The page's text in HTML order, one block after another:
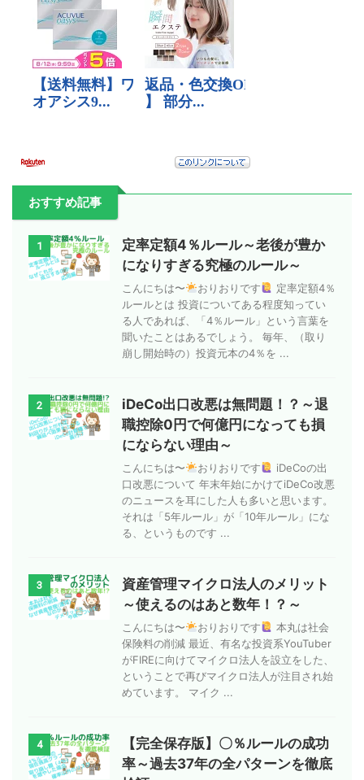
おすすめ記事
1
定率定額4％ルール～老後が豊か
になりすぎる究極のルール～
こんにちは〜 おりおりです
定率定額4％
ルールとは 投資についてある程度知ってい
る人であれば、「4％ルール」という言葉を
聞いたことはあるでしょう。 毎年、（取り
崩し開始時の）投資元本の4％を ...
2
iDeCo出口改悪は無問題！？～退
職控除0円で何億円になっても損
にならない理由～
こんにちは〜 おりおりです
iDeCoの出
口改悪について 年末年始にかけてiDeCo改悪
のニュースを耳にした人も多いと思います。
それは「5年ルール」が「10年ルール」にな
る、というものです ...
3
資産管理マイクロ法人のメリット
～使えるのはあと数年！？～
こんにちは〜 おりおりです
本丸は社会
保険料の削減 最近、有名な投資系YouTuber
がFIREに向けてマイクロ法人を設立をした、
ということで再びマイクロ法人が注目され始
めています。 マイク ...
4
【完全保存版】〇％ルールの成功
率～過去37年の全パターンを徹底